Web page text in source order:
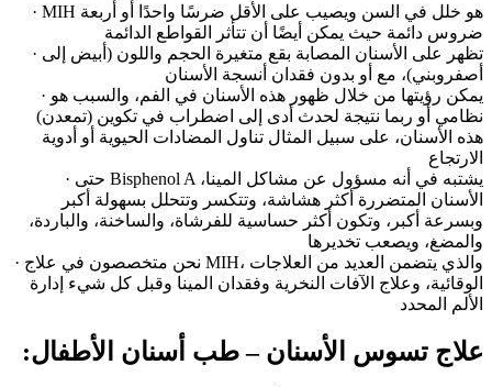
· MIH هو خلل في السن ويصيب على الأقل ضرسًا واحدًا أو أربعة
ضروس دائمة حيث يمكن أيضًا أن تتأثر القواطع الدائمة
· تظهر على الأسنان المصابة بقع متغيرة الحجم واللون (أبيض إلى
أصفروبني)، مع أو بدون فقدان أنسجة الأسنان
· يمكن رؤيتها من خلال ظهور هذه الأسنان في الفم، والسبب هو
نظامي أو ربما نتيجة لحدث أدى إلى اضطراب في تكوين (تمعدن)
هذه الأسنان، على سبيل المثال تناول المضادات الحيوية أو أدوية
الارتجاع
· حتى Bisphenol A يشتبه في أنه مسؤول عن مشاكل المينا،
الأسنان المتضررة أكثر هشاشة، وتتكسر وتتحلل بسهولة أكبر
وبسرعة أكبر، وتكون أكثر حساسية للفرشاة، والساخنة، والباردة،
والمضغ، ويصعب تخديرها
· نحن متخصصون في علاج MIH، والذي يتضمن العديد من العلاجات
الوقائية، وعلاج الآفات النخرية وفقدان المينا وقبل كل شيء إدارة
الألم المحدد
:علاج تسوس الأسنان – طب أسنان الأطفال